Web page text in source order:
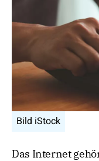
Bild iStock
Das Internet